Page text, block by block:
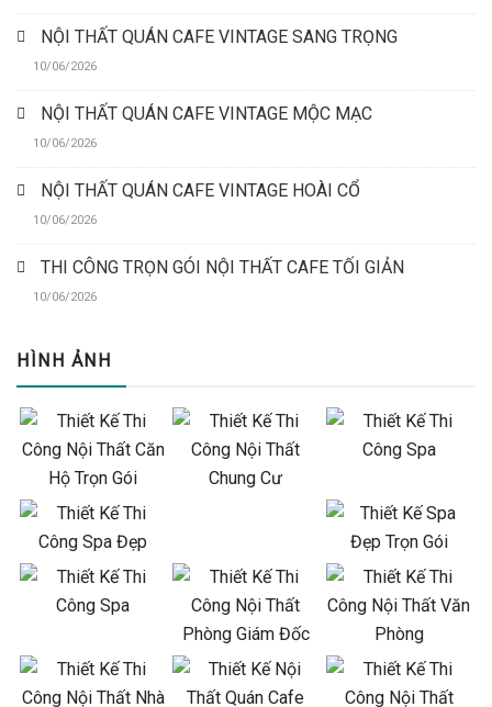
NỘI THẤT QUÁN CAFE VINTAGE SANG TRỌNG
10/06/2026
NỘI THẤT QUÁN CAFE VINTAGE MỘC MẠC
10/06/2026
NỘI THẤT QUÁN CAFE VINTAGE HOÀI CỔ
10/06/2026
THI CÔNG TRỌN GÓI NỘI THẤT CAFE TỐI GIẢN
10/06/2026
HÌNH ẢNH